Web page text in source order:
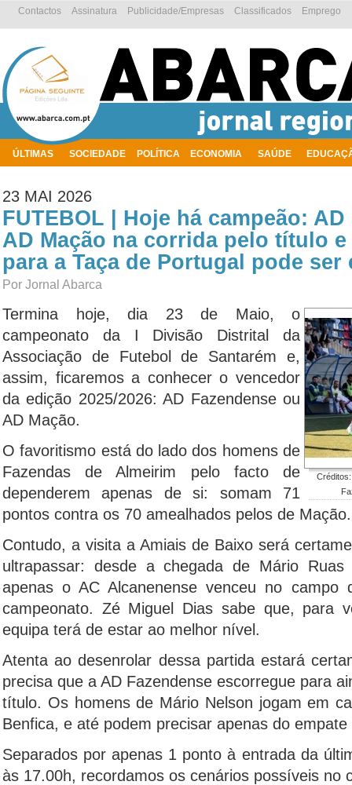
ÚLTIMAS SOCIEDADE POLÍTICA ECONOMIA SAÚDE
Emprego
Classificados
Publicidade/Empresas
Assinatura
Contactos
23 MAI 2026
FUTEBOL | Hoje há campeão:
AD Mação na corrida pelo título
para a Taça de Portugal pode ser
Por Jornal Abarca
Termina hoje, dia 23 de Maio, o
campeonato da I Divisão Distrital da
Associação de Futebol de Santarém e,
assim, ficaremos a conhecer o vencedor
da edição 2025/2026: AD Fazendense ou
AD Mação.
O favoritismo está do lado dos homens de
Fazendas de Almeirim pelo facto de
dependerem apenas de si: somam 71
pontos contra os 70 amealhados pelos de Mação.
Contudo, a visita a Amiais de Baixo será
ultrapassar: desde a chegada de Mário
apenas o AC Alcanenense venceu no campo
campeonato. Zé Miguel Dias sabe que, para
equipa terá de estar ao melhor nível.
Atenta ao desenrolar dessa partida estará
precisa que a AD Fazendense escorregue para
título. Os homens de Mário Nelson jogam em
Benfica, e até podem precisar apenas do
Separados por apenas 1 ponto à entrada da
às 17.00h, recordamos os cenários possíveis no